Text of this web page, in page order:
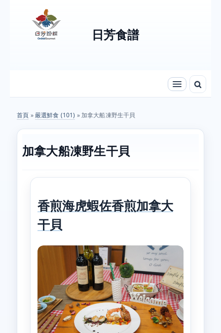
Skip to content
Skip to navigation
日芳食譜
您在這裡
首頁 » 嚴選鮮食 (101) » 加拿大船凍野生干貝
加拿大船凍野生干貝
香煎海虎蝦佐香煎加拿大
干貝